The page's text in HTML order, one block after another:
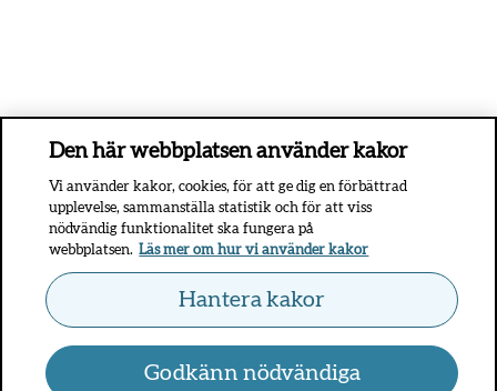
Den här webbplatsen använder kakor
Vi använder kakor, cookies, för att ge dig en förbättrad
upplevelse, sammanställa statistik och för att viss
nödvändig funktionalitet ska fungera på
webbplatsen. Läs mer om hur vi använder kakor
Hantera kakor
Godkänn nödvändiga